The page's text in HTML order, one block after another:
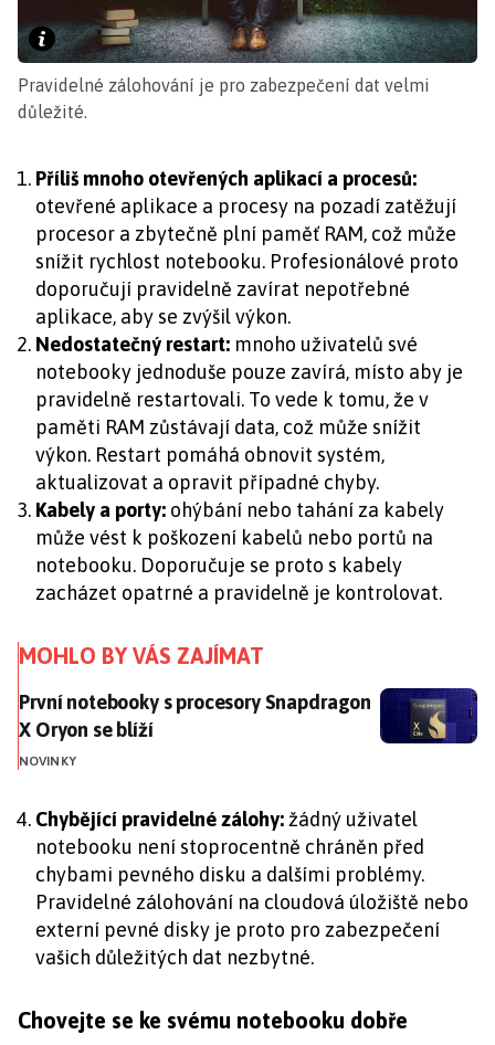
Pravidelné zálohování je pro zabezpečení dat velmi
důležité.
Příliš mnoho otevřených aplikací a procesů:
otevřené aplikace a procesy na pozadí zatěžují
procesor a zbytečně plní paměť RAM, což může
snížit rychlost notebooku. Profesionálové proto
doporučují pravidelně zavírat nepotřebné
aplikace, aby se zvýšil výkon.
Nedostatečný restart: mnoho uživatelů své
notebooky jednoduše pouze zavírá, místo aby je
pravidelně restartovali. To vede k tomu, že v
paměti RAM zůstávají data, což může snížit
výkon. Restart pomáhá obnovit systém,
aktualizovat a opravit případné chyby.
Kabely a porty: ohýbání nebo tahání za kabely
může vést k poškození kabelů nebo portů na
notebooku. Doporučuje se proto s kabely
zacházet opatrné a pravidelně je kontrolovat.
MOHLO BY VÁS ZAJÍMAT
První notebooky s procesory Snapdragon X Oryon se
První notebooky s procesory Snapdragon
X Oryon se blíží
NOVINKY
Chybějící pravidelné zálohy: žádný uživatel
notebooku není stoprocentně chráněn před
chybami pevného disku a dalšími problémy.
Pravidelné zálohování na cloudová úložiště nebo
externí pevné disky je proto pro zabezpečení
vašich důležitých dat nezbytné.
Chovejte se ke svému notebooku dobře